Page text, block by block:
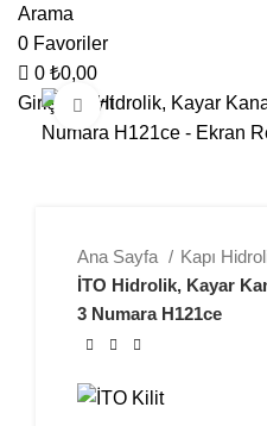
Arama
0 Favoriler
0 ₺0,00
Giriş / KayıtBüyütmek için
Ana Sayfa
Kapı
İTO Hidrolik, Kayar
3 Numara H121ce